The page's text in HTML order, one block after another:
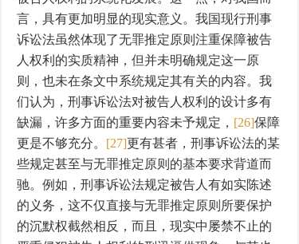
言，具有更加明显的现实意义。我国现行刑事
诉讼法虽然体现了无罪推定原则注重保障被告
人权利的实质精神，但并未明确规定这一原
则，也未在条文中系统规定其有关的内容。我
们认为，刑事诉讼法对被告人权利的设计多有
缺漏，许多方面的重要内容未予规定， [26]保障
更是不够充分。 [27]更有甚者，刑事诉讼法的某
些规定甚至与无罪推定原则的基本要求背道而
驰。例如，刑事诉讼法规定被告人有如实陈述
的义务，这不仅直接与无罪推定原则所要保护
的沉默权截然相反，而且，现实中屡禁不止的